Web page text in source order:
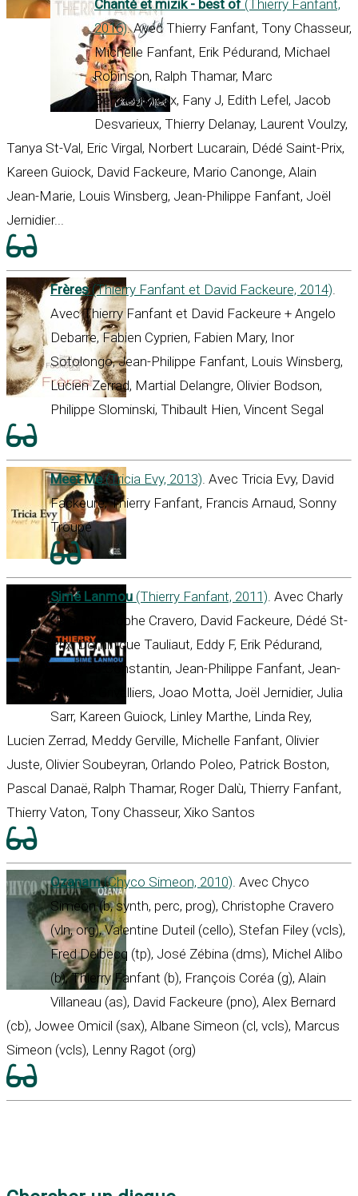
Chanté et mizik - best of (Thierry Fanfant,
2016). Avec Thierry Fanfant, Tony Chasseur,
Michelle Fanfant, Erik Pédurand, Michael
Robinson, Ralph Thamar, Marc
Berthoumieux, Fany J, Edith Lefel, Jacob
Desvarieux, Thierry Delanay, Laurent Voulzy,
Tanya St-Val, Eric Virgal, Norbert Lucarain, Dédé Saint-Prix,
Kareen Guiock, David Fackeure, Mario Canonge, Alain
Jean-Marie, Louis Winsberg, Jean-Philippe Fanfant, Joël
Jernidier...
Frères(Thierry Fanfant et David Fackeure, 2014).
Avec Thierry Fanfant et David Fackeure + Angelo
Debarre, Fabien Cyprien, Fabien Mary, Inor
Sotolongo, Jean-Philippe Fanfant, Louis Winsberg,
Lucien Zerrad, Martial Delangre, Olivier Bodson,
Philippe Slominski, Thibault Hien, Vincent Segal
Meet Me(Tricia Evy, 2013). Avec Tricia Evy, David
Fackeure, Thierry Fanfant, Francis Arnaud, Sonny
Troupé
Simé Lanmou (Thierry Fanfant, 2011). Avec Charly
Obin, Christophe Cravero, David Fackeure, Dédé St-
Prix, Dominique Tauliaut, Eddy F, Erik Pédurand,
François Constantin, Jean-Philippe Fanfant, Jean-
Philippe Grivalliers, Joao Motta, Joël Jernidier, Julia
Sarr, Kareen Guiock, Linley Marthe, Linda Rey,
Lucien Zerrad, Meddy Gerville, Michelle Fanfant, Olivier
Juste, Olivier Soubeyran, Orlando Poleo, Patrick Boston,
Pascal Danaë, Ralph Thamar, Roger Dalù, Thierry Fanfant,
Thierry Vaton, Tony Chasseur, Xiko Santos
Ozanam(Chyco Simeon, 2010). Avec Chyco
Simeon (b, synth, perc, prog), Christophe Cravero
(vln, org), Valentine Duteil (cello), Stefan Filey (vcls),
Fred Delbecq (tp), José Zébina (dms), Michel Alibo
(b), Thierry Fanfant (b), François Coréa (g), Alain
Villaneau (as), David Fackeure (pno), Alex Bernard
(cb), Jowee Omicil (sax), Albane Simeon (cl, vcls), Marcus
Simeon (vcls), Lenny Ragot (org)